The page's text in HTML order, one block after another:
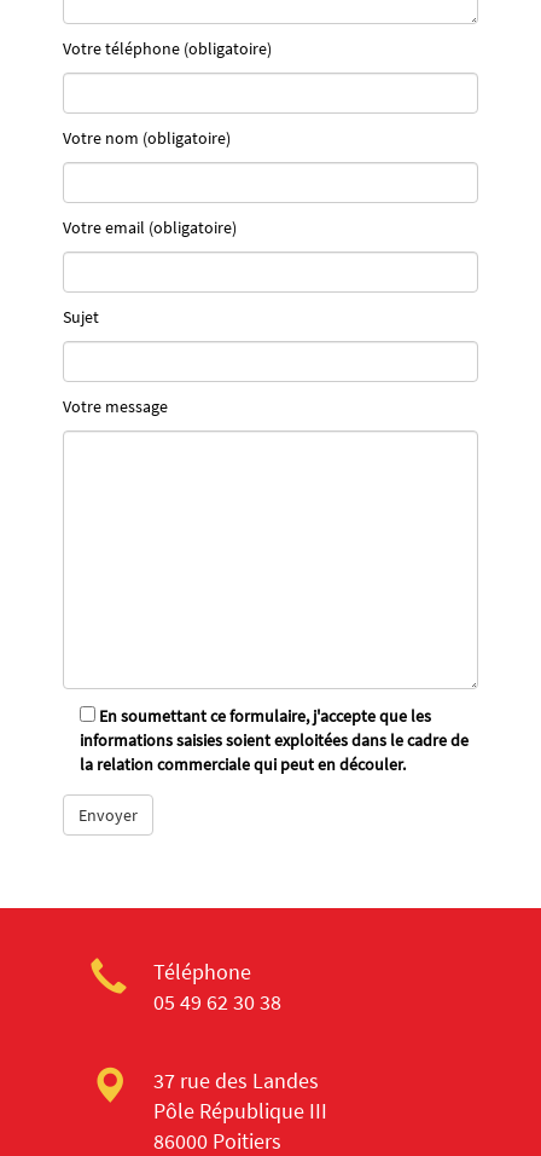
Votre téléphone (obligatoire)
Votre nom (obligatoire)
Votre email (obligatoire)
Sujet
Votre message
En soumettant ce formulaire, j'accepte que les
informations saisies soient exploitées dans le cadre de
la relation commerciale qui peut en découler.
Téléphone
05 49 62 30 38
37 rue des Landes
Pôle République III
86000 Poitiers